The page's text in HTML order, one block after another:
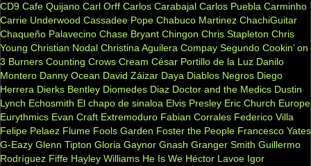
CD9 Cafe Quijano Carl Orff Carlos Carabajal Carlos Puebla Carminho
Carrie Underwood Cassadee Pope Chabuco Martinez ChachiGuitar
Chaqueño Palavecino Chase Bryant Chingon Chris Stapleton Chris
Young Christian Nodal Christina Aguilera Compay Segundo Cookin’ on
3 Burners Counting Crows Cream César Portillo de la Luz Danilo
Montero Danny Ocean David Záizar Daya Diablos Negros Diego
Herrera Dierks Bentley Diomedes Diaz Doctor and the Medics Dustin
Lynch Echosmith El chapo de sinaloa Elvis Presley Eric Church Europe
Eurythmics Evan Craft Extremoduro Fabian Corrales Federico Villa
Felipe Pelaez Flume Fools Garden Foster the People Francesco Yates
G-Eazy Glenn Tipton Gloria Gaynor Gnash Granger Smith Guillermo
Rodríguez Fiffe Hayley Williams He Is We Héctor Lavoe Igor